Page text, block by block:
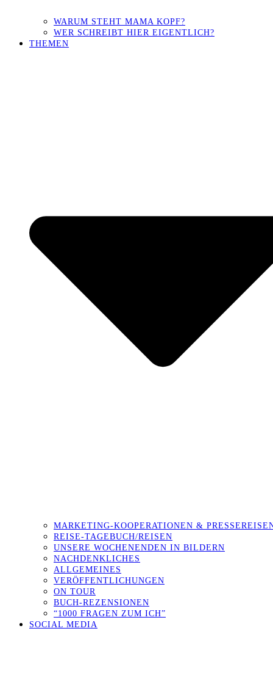
WARUM STEHT MAMA KOPF?
WER SCHREIBT HIER EIGENTLICH?
THEMEN
MARKETING-KOOPERATIONEN &
REISE-TAGEBUCH/REISEN
UNSERE WOCHENENDEN IN BILDERN
NACHDENKLICHES
ALLGEMEINES
VERÖFFENTLICHUNGEN
ON TOUR
BUCH-REZENSIONEN
“1000 FRAGEN ZUM ICH”
SOCIAL MEDIA